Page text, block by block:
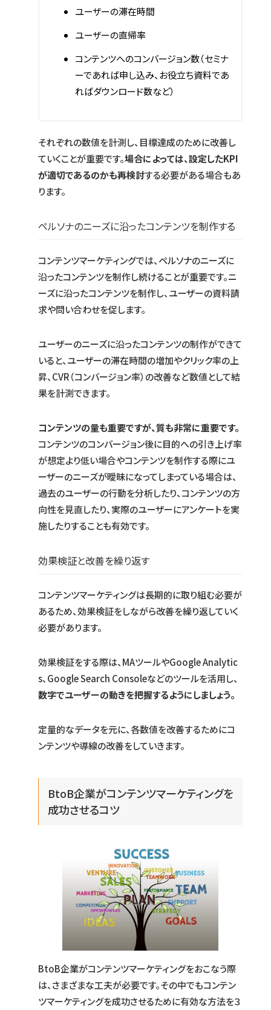
ユーザーの滞在時間
ユーザーの直帰率
コンテンツへのコンバージョン数（セミナ
ーであれば申し込み、お役立ち資料であ
ればダウンロード数など）
それぞれの数値を計測し、目標達成のために改善し
ていくことが重要です。場合によっては、設定したKPI
が適切であるのかも再検討する必要がある場合もあ
ります。
ペルソナのニーズに沿ったコンテンツを制作する
コンテンツマーケティングでは、ペルソナのニーズに
沿ったコンテンツを制作し続けることが重要です。ニ
ーズに沿ったコンテンツを制作し、ユーザーの資料請
求や問い合わせを促します。
ユーザーのニーズに沿ったコンテンツの制作ができて
いると、ユーザーの滞在時間の増加やクリック率の上
昇、CVR（コンバージョン率）の改善など数値として結
果を計測できます。
コンテンツの量も重要ですが、質も非常に重要です。
コンテンツのコンバージョン後に目的への引き上げ率
が想定より低い場合やコンテンツを制作する際にユ
ーザーのニーズが曖昧になってしまっている場合は、
過去のユーザーの行動を分析したり、コンテンツの方
向性を見直したり、実際のユーザーにアンケートを実
施したりすることも有効です。
効果検証と改善を繰り返す
コンテンツマーケティングは長期的に取り組む必要が
あるため、効果検証をしながら改善を繰り返していく
必要があります。
効果検証をする際は、MAツールやGoogle Analytic
s、Google Search Consoleなどのツールを活用し、
数字でユーザーの動きを把握するようにしましょう。
定量的なデータを元に、各数値を改善するためにコ
ンテンツや導線の改善をしていきます。
BtoB企業がコンテンツマーケティングを
成功させるコツ
BtoB企業がコンテンツマーケティングをおこなう際
は、さまざまな工夫が必要です。その中でもコンテン
ツマーケティングを成功させるために有効な方法を３